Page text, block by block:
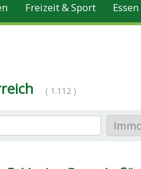
Freizeit & Sport
( 1.112 )